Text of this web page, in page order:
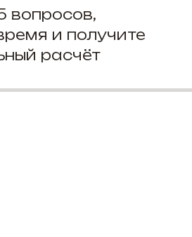
вопросов,
и получите
расчёт